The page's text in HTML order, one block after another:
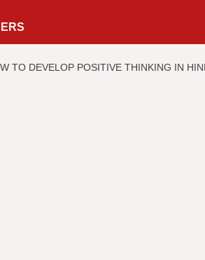
TO DEVELOP POSITIVE THINKING IN